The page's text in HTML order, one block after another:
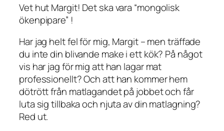
Vet hut Margit! Det ska vara “mongolisk
ökenpipare” !
Har jag helt fel för mig, Margit – men träffade
du inte din blivande make i ett kök? På något
vis har jag för mig att han lagar mat
professionellt? Och att han kommer hem
dötrött från matlagandet på jobbet och får
luta sig tillbaka och njuta av din matlagning?
Red ut.